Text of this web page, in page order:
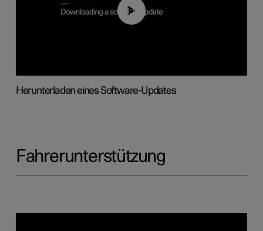
01:52
Herunterladen eines Software-Updates
Fahrerunterstützung